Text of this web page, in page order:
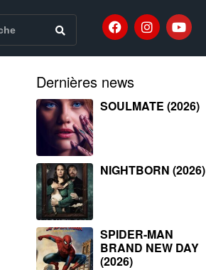
Dernières news
SOULMATE (2026)
NIGHTBORN (2026)
SPIDER-MAN
BRAND NEW DAY
(2026)